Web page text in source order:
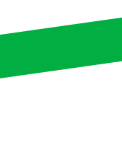
Finance